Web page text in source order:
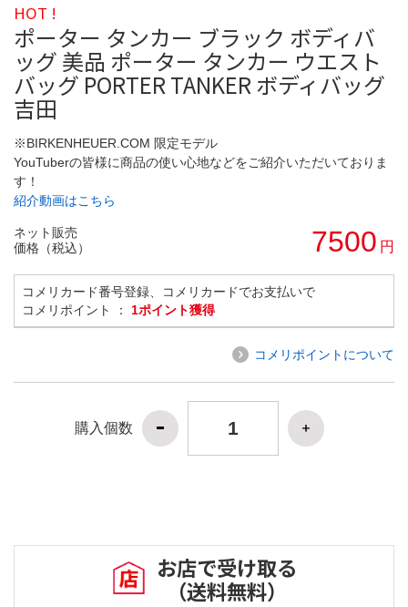
HOT !
ポーター タンカー ブラック ボディバ
ッグ 美品 ポーター タンカー ウエスト
バッグ PORTER TANKER ボディバッグ
吉田
※BIRKENHEUER.COM 限定モデル
YouTuberの皆様に商品の使い心地などをご紹介いただいておりま
す！
紹介動画はこちら
ネット販売
価格（税込）
7500 円
コメリカード番号登録、コメリカードでお支払いで
コメリポイント ： 1ポイント獲得
コメリポイントについて
購入個数
お店で受け取る
（送料無料）